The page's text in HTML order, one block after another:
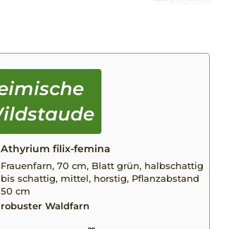
Athyrium filix-femina
Frauenfarn, 70 cm, Blatt grün, halbschattig
bis schattig, mittel, horstig, Pflanzabstand
50 cm
robuster Waldfarn